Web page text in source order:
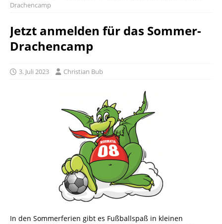
Drachencamp
Jetzt anmelden für das Sommer-
Drachencamp
3. Juli 2023 Christian Bub
In den Sommerferien gibt es Fußballspaß in kleinen